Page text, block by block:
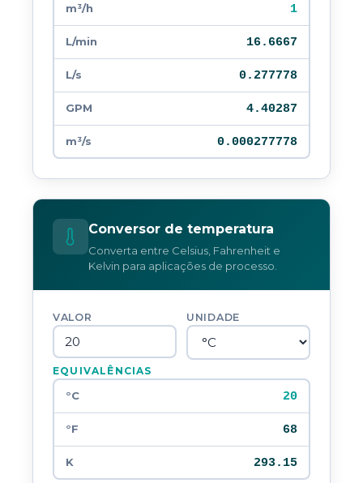
m³/h 1
L/min 16.6667
L/s 0.277778
GPM 4.40287
m³/s 0.000277778
Conversor de temperatura
Converta entre Celsius, Fahrenheit e
Kelvin para aplicações de processo.
VALOR UNIDADE
EQUIVALÊNCIAS
°C 20
°F 68
K 293.15